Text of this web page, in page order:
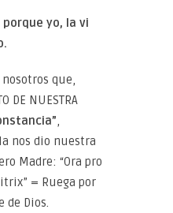
yo, la vi
que,
DE NUESTRA
,
nos dio nuestra
Madre: “Ora pro
= Ruega por
de Dios.